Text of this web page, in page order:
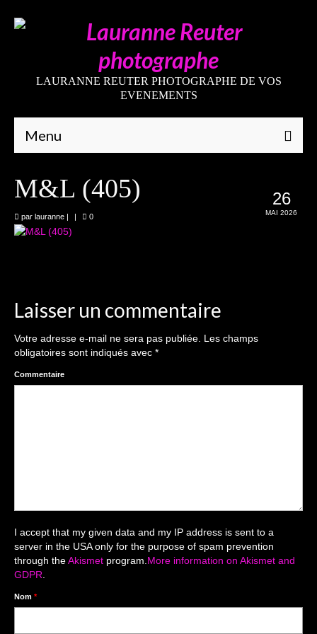
LAURANNE REUTER PHOTOGRAPHE DE VOS
EVENEMENTS
Menu
Mariages
The smash cake: 1 an / 2
Séance Noël
Enfants
Reportages / Nature morte
Galeries Privées
séance du 25.04.26
26
MAI 2026
M&L (405)
par lauranne | | 0
Laisser un commentaire
Votre adresse e-mail ne sera pas publiée. Les champs
obligatoires sont indiqués avec *
Commentaire
I accept that my given data and my IP address is sent to a
server in the USA only for the purpose of spam prevention
through theAkismet program.More information on Akismet and
GDPR.
Nom *